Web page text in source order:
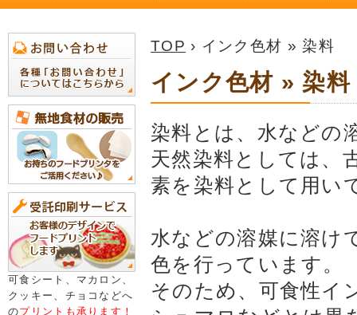
可食シート、マカロン、
クッキー、チョコなどへ
のプリントも承ります！
TOP › インク色材 » 染料
インク色材 » 染料
染料とは、水などの
天然染料としては、
素を染料として用い
水などの溶媒に溶け
色を行っています。
そのため、可食性イ